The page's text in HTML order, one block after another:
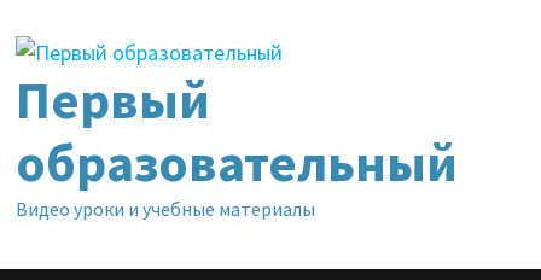
содержимому
Первый
образовательный
Видео уроки и учебные материалы